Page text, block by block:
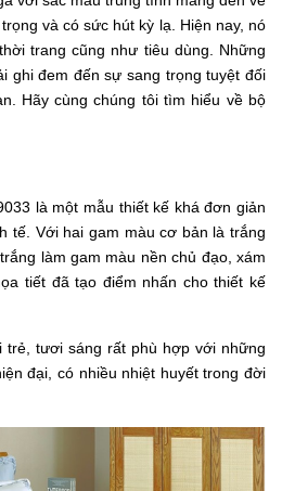
và có sức hút kỳ lạ. Hiện nay, nó
trang cũng như tiêu dùng. Những
ghi đem đến sự sang trọng tuyệt đối
Hãy cùng chúng tôi tìm hiểu về bộ
là một mẫu thiết kế khá đơn giản
tế. Với hai gam màu cơ bản là trắng
làm gam màu nền chủ đạo, xám
tiết đã tạo điểm nhấn cho thiết kế
trẻ, tươi sáng rất phù hợp với những
đại, có nhiều nhiệt huyết trong đời